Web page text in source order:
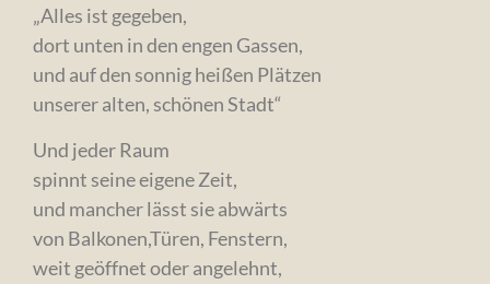
„Alles ist gegeben,
dort unten in den engen Gassen,
und auf den sonnig heißen Plätzen
unserer alten, schönen Stadt“
Und jeder Raum
spinnt seine eigene Zeit,
und mancher lässt sie abwärts
von Balkonen,Türen, Fenstern,
weit geöffnet oder angelehnt,